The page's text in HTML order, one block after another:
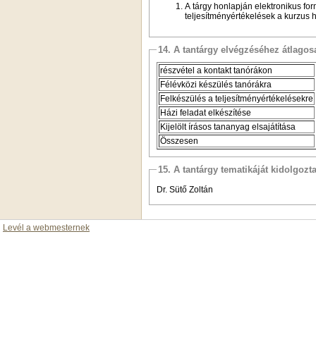
A tárgy honlapján elektronikus
teljesítményértékelések a kurzus
14. A tantárgy elvégzéséhez
részvétel a kontakt tanórákon
Félévközi készülés tanórákra
Felkészülés a teljesítményértékelésekre
Házi feladat elkészítése
Kijelölt írásos tananyag elsajátítása
Összesen
15. A tantárgy tematikáját kidolgozta
Dr. Sütő Zoltán
Levél a webmesternek